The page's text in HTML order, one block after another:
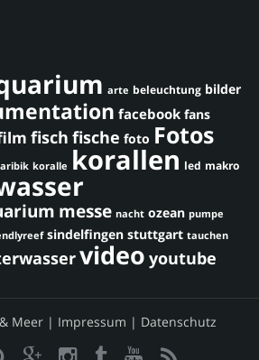
arte beleuchtung bilder
facebook fans
fisch fische foto Fotos
koralle korallen led makro
messe nacht ozean pumpe
sindelfingen stuttgart tauchen
video youtube
Meer | Impressum | Datenschutz